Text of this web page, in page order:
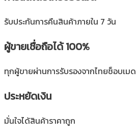
รับประกันการคืนสินค้าภายใน 7 วัน
ผู้ขายเชื่อถือได้ 100%
ทุกผู้ขายผ่านการรับรองจากไทยช็อบเมด
ประหยัดเงิน
มั่นใจได้สินค้าราคาถูก